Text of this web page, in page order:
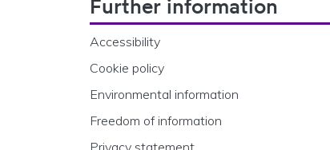
Further information
Accessibility
Cookie policy
Environmental information
Freedom of information
Privacy statement